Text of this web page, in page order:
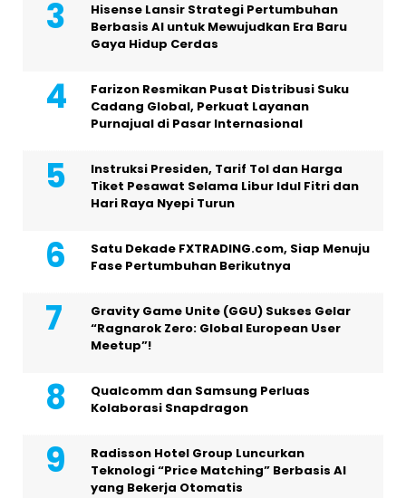
Hisense Lansir Strategi Pertumbuhan
Berbasis AI untuk Mewujudkan Era Baru
Gaya Hidup Cerdas
Farizon Resmikan Pusat Distribusi Suku
Cadang Global, Perkuat Layanan
Purnajual di Pasar Internasional
Instruksi Presiden, Tarif Tol dan Harga
Tiket Pesawat Selama Libur Idul Fitri dan
Hari Raya Nyepi Turun
Satu Dekade FXTRADING.com, Siap Menuju
Fase Pertumbuhan Berikutnya
Gravity Game Unite (GGU) Sukses Gelar
“Ragnarok Zero: Global European User
Meetup”!
Qualcomm dan Samsung Perluas
Kolaborasi Snapdragon
Radisson Hotel Group Luncurkan
Teknologi “Price Matching” Berbasis AI
yang Bekerja Otomatis